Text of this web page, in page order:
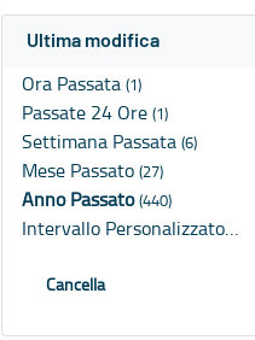
Ultima modifica
Ora Passata (1)
Passate 24 Ore (1)
Settimana Passata (6)
Mese Passato (27)
Anno Passato(440)
Intervallo Personalizzato…
Cancella